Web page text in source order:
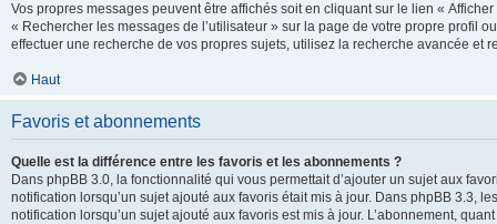
Vos propres messages peuvent être affichés soit en cliquant sur le lien «
« Rechercher les messages de l’utilisateur » sur la page de votre propre profil
effectuer une recherche de vos propres sujets, utilisez la recherche avancée
Haut
Favoris et abonnements
Quelle est la différence entre les favoris et les abonnements ?
Dans phpBB 3.0, la fonctionnalité qui vous permettait d’ajouter un sujet aux
notification lorsqu’un sujet ajouté aux favoris était mis à jour. Dans phpBB 3.3,
notification lorsqu’un sujet ajouté aux favoris est mis à jour. L’abonnement,